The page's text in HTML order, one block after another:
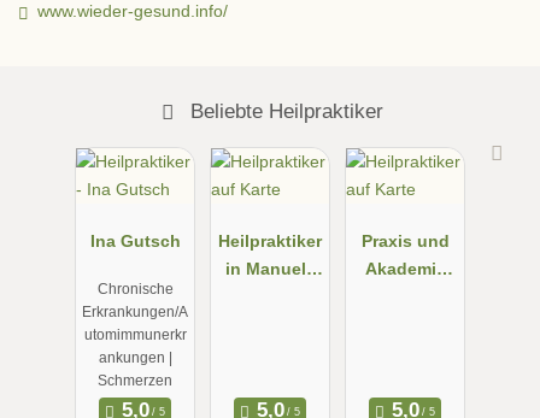
www.wieder-gesund.info/
Beliebte Heilpraktiker
Ina Gutsch
Chronische
Erkrankungen/A
utomimmunerkr
ankungen |
Schmerzen
Heilpraktiker
in Manuela
Praxis und
Akademie
pie, Andrea